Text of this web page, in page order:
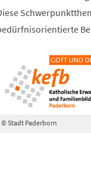
© Stadt Paderborn